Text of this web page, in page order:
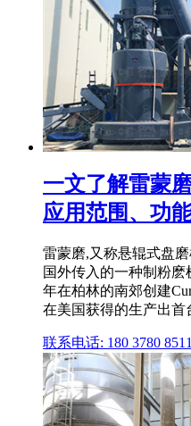
一文了解雷蒙
应用范围、功
雷蒙磨,又称悬辊式盘
国外传入的一种制粉麽
年在柏林的南郊创建
在美国获得的生产出首
联系电话: 180 3780 8511